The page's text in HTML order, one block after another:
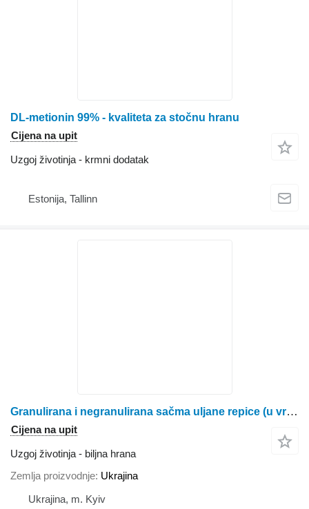
DL-metionin 99% - kvaliteta za stočnu hranu
Cijena na upit
Uzgoj životinja - krmni dodatak
Estonija, Tallinn
Granulirana i negranulirana sačma uljane repice (u vrećama i rasuto)
Cijena na upit
Uzgoj životinja - biljna hrana
Zemlja proizvodnje Ukrajina
Ukrajina, m. Kyiv